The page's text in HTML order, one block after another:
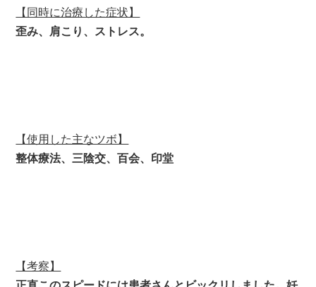
【同時に治療した症状】
歪み、肩こり、ストレス。
【使用した主なツボ】
整体療法、三陰交、百会、印堂
【考察】